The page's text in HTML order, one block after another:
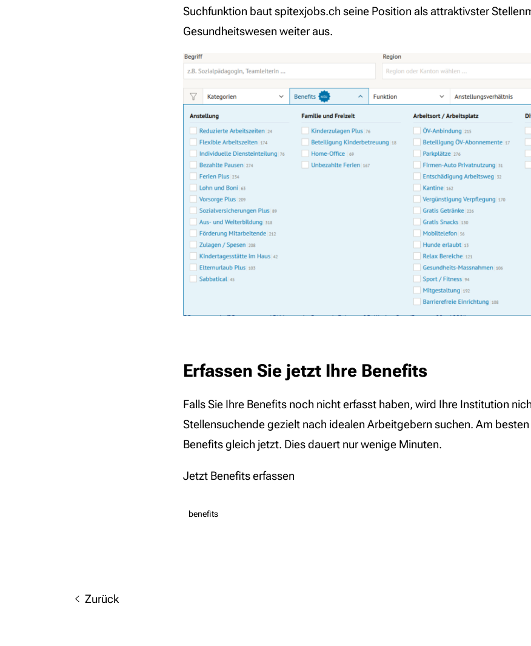
Suchfunktion baut spitexjobs.ch seine Position als attraktivster
Gesundheitswesen weiter aus.
Erfassen Sie jetzt Ihre Benefits
Falls Sie Ihre Benefits noch nicht erfasst haben, wird Ihre Institution
Stellensuchende gezielt nach idealen Arbeitgebern suchen. Am besten
Benefits gleich jetzt. Dies dauert nur wenige Minuten.
Jetzt Benefits erfassen
benefits
Zurück